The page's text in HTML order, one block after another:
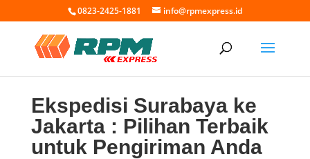
0823-2425-1881 info@rpmexpress.id
Ekspedisi Surabaya ke
Jakarta : Pilihan Terbaik
untuk Pengiriman Anda